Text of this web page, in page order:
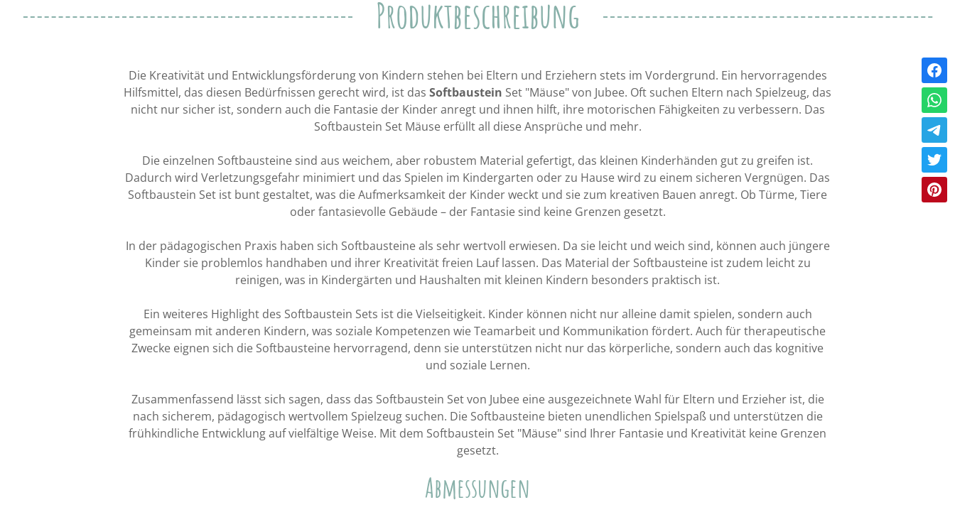
Produktbeschreibung
Die Kreativität und Entwicklungsförderung von Kindern stehen bei Eltern und Erziehern stets im Vordergrund. Ein hervorragendes
Hilfsmittel, das diesen Bedürfnissen gerecht wird, ist das Softbaustein Set "Mäuse" von Jubee. Oft suchen Eltern nach Spielzeug, das
nicht nur sicher ist, sondern auch die Fantasie der Kinder anregt und ihnen hilft, ihre motorischen Fähigkeiten zu verbessern. Das
Softbaustein Set Mäuse erfüllt all diese Ansprüche und mehr.
Die einzelnen Softbausteine sind aus weichem, aber robustem Material gefertigt, das kleinen Kinderhänden gut zu greifen ist.
Dadurch wird Verletzungsgefahr minimiert und das Spielen im Kindergarten oder zu Hause wird zu einem sicheren Vergnügen. Das
Softbaustein Set ist bunt gestaltet, was die Aufmerksamkeit der Kinder weckt und sie zum kreativen Bauen anregt. Ob Türme, Tiere
oder fantasievolle Gebäude – der Fantasie sind keine Grenzen gesetzt.
In der pädagogischen Praxis haben sich Softbausteine als sehr wertvoll erwiesen. Da sie leicht und weich sind, können auch jüngere
Kinder sie problemlos handhaben und ihrer Kreativität freien Lauf lassen. Das Material der Softbausteine ist zudem leicht zu
reinigen, was in Kindergärten und Haushalten mit kleinen Kindern besonders praktisch ist.
Ein weiteres Highlight des Softbaustein Sets ist die Vielseitigkeit. Kinder können nicht nur alleine damit spielen, sondern auch
gemeinsam mit anderen Kindern, was soziale Kompetenzen wie Teamarbeit und Kommunikation fördert. Auch für therapeutische
Zwecke eignen sich die Softbausteine hervorragend, denn sie unterstützen nicht nur das körperliche, sondern auch das kognitive
und soziale Lernen.
Zusammenfassend lässt sich sagen, dass das Softbaustein Set von Jubee eine ausgezeichnete Wahl für Eltern und Erzieher ist, die
nach sicherem, pädagogisch wertvollem Spielzeug suchen. Die Softbausteine bieten unendlichen Spielspaß und unterstützen die
frühkindliche Entwicklung auf vielfältige Weise. Mit dem Softbaustein Set "Mäuse" sind Ihrer Fantasie und Kreativität keine Grenzen
gesetzt.
Abmessungen